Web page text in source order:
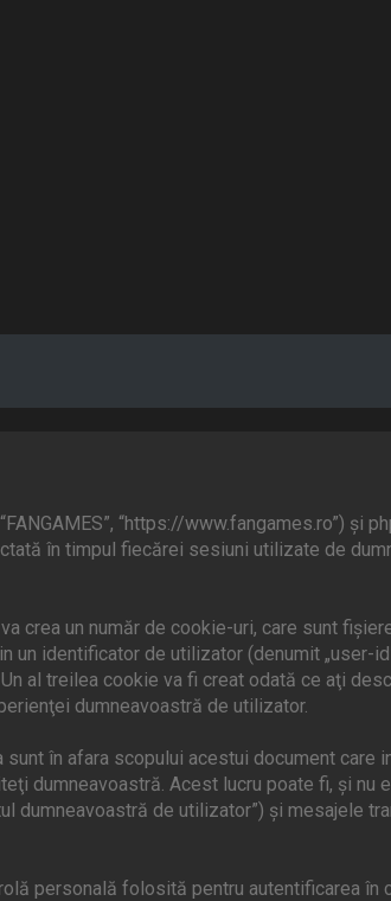
“https://www.fangames.ro”) şi
în timpul fiecărei sesiuni utilizate de
crea un număr de cookie-uri, care sunt
identificator de utilizator (denumit „user-
al treilea cookie va fi creat odată ce aţi
dumneavoastră de utilizator.
în afara scopului acestui document care
dumneavoastră. Acest lucru poate fi, şi nu
dumneavoastră de utilizator”) şi mesajele
personală folosită pentru autentificarea în